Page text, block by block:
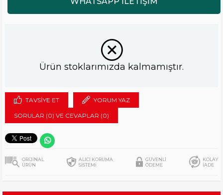
Ürün stoklarımızda kalmamıştır.
TAVSIYE ET YORUM YAZ
SORULAR (0) VE CEVAPLAR (0)
ORİJİNAL
ÜRÜN
ALICI KORUMA
SİSTEMİ
GÜVENLİ
ÖDEME
KOLAY
İADE